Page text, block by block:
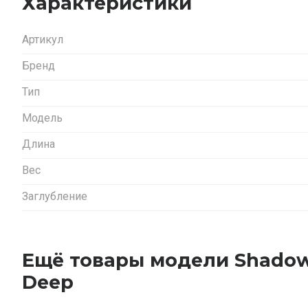
Артикул
Бренд
Тип
Модель
Длина
Вес
Заглубление
Ещё товары модели
Deep